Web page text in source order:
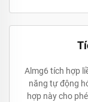
Almg6 tích hợp
năng tự động
hợp này cho